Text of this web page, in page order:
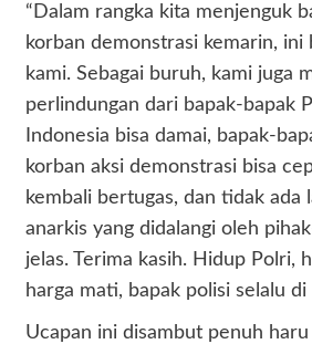
“Dalam rangka kita menjenguk
korban demonstrasi kemarin,
kami. Sebagai buruh, kami juga
perlindungan dari bapak-bapak
Indonesia bisa damai, bapak-
korban aksi demonstrasi bisa
kembali bertugas, dan tidak ada
anarkis yang didalangi oleh
jelas. Terima kasih. Hidup Polri,
harga mati, bapak polisi selalu di
Ucapan ini disambut penuh